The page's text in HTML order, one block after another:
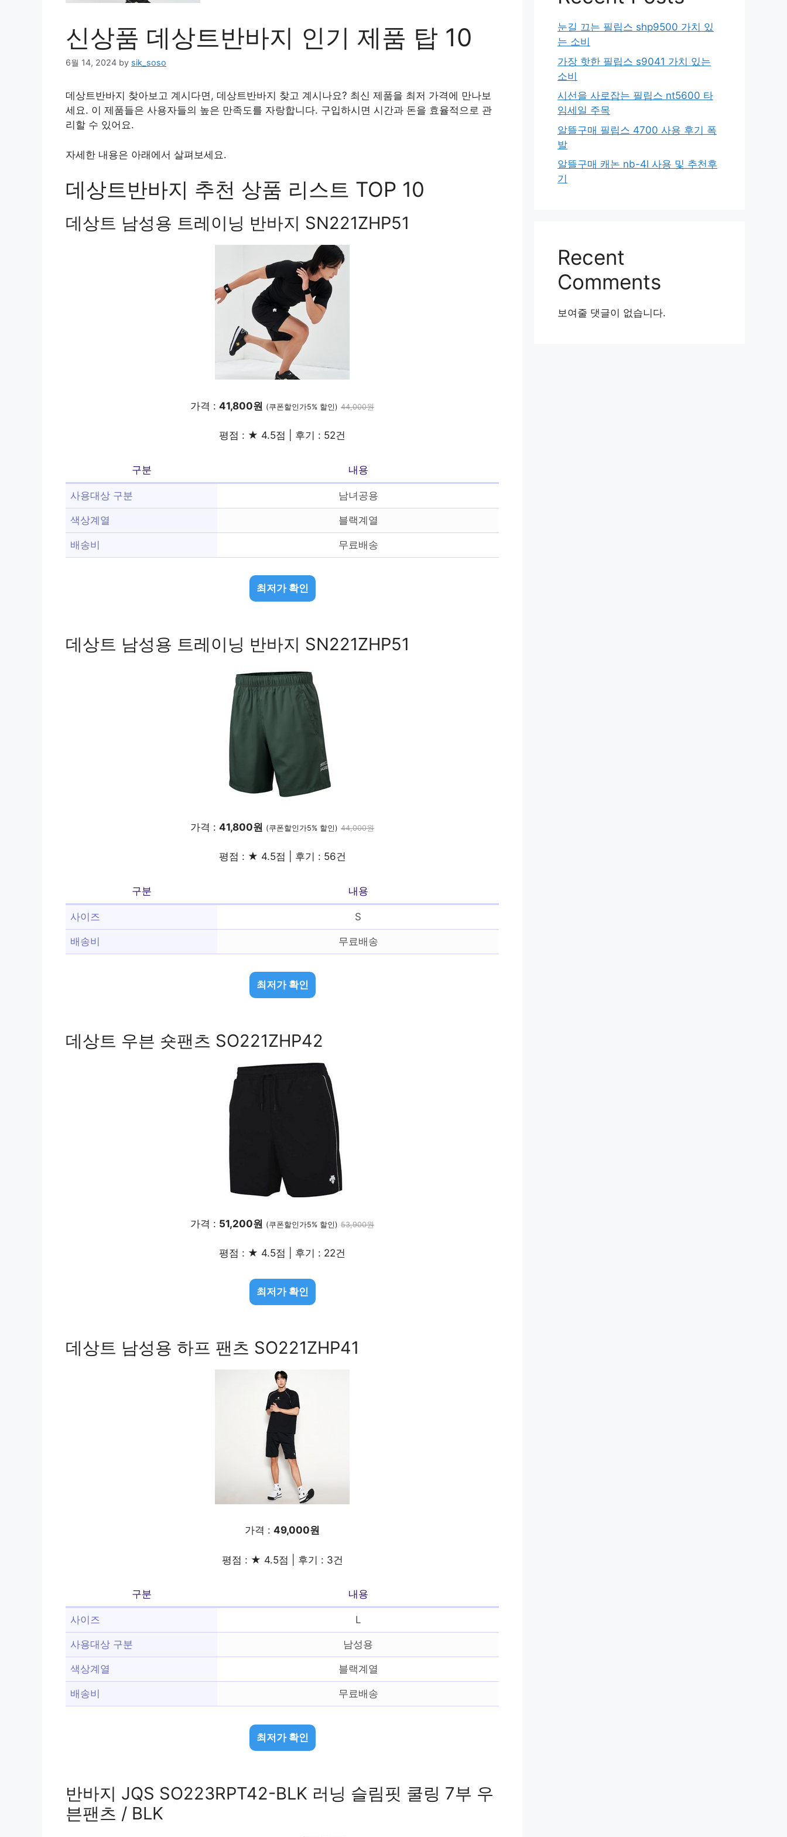
신상품 데상트반바지 인기 제품 탑 10
6월 14, 2024 by sik_soso
데상트반바지 찾아보고 계시다면, 데상트반바지 찾고 계시나요? 최신 제품을 최저 가격에 만나보
세요. 이 제품들은 사용자들의 높은 만족도를 자랑합니다. 구입하시면 시간과 돈을 효율적으로 관
리할 수 있어요.
자세한 내용은 아래에서 살펴보세요.
데상트반바지 추천 상품 리스트 TOP 10
데상트 남성용 트레이닝 반바지 SN221ZHP51
가격 : 41,800원 (쿠폰할인가5% 할인) 44,000원
평점 : ★ 4.5점 | 후기 : 52건
구분 내용
사용대상 구분 남녀공용
색상계열 블랙계열
배송비 무료배송
최저가 확인
데상트 남성용 트레이닝 반바지 SN221ZHP51
가격 : 41,800원 (쿠폰할인가5% 할인) 44,000원
평점 : ★ 4.5점 | 후기 : 56건
구분 내용
사이즈 S
배송비 무료배송
최저가 확인
데상트 우븐 숏팬츠 SO221ZHP42
가격 : 51,200원 (쿠폰할인가5% 할인) 53,900원
평점 : ★ 4.5점 | 후기 : 22건
최저가 확인
데상트 남성용 하프 팬츠 SO221ZHP41
가격 : 49,000원
평점 : ★ 4.5점 | 후기 : 3건
구분 내용
사이즈 L
사용대상 구분 남성용
색상계열 블랙계열
배송비 무료배송
최저가 확인
반바지 JQS SO223RPT42-BLK 러닝 슬림핏 쿨링 7부 우
븐팬츠 / BLK
눈길 끄는 필립스 shp9500 가치 있
는 소비
가장 핫한 필립스 s9041 가치 있는
소비
시선을 사로잡는 필립스 nt5600 타
임세일 주목
알뜰구매 필립스 4700 사용 후기 폭
발
알뜰구매 캐논 nb-4l 사용 및 추천후
기
Recent
Comments
보여줄 댓글이 없습니다.